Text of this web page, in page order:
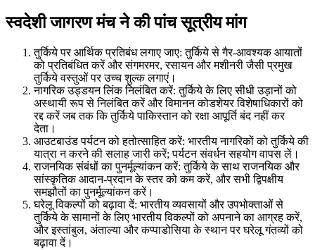
स्वदेशी जागरण मंच ने की पांच सूत्रीय मांग
तुर्किये पर आर्थिक प्रतिबंध लगाए जाए: तुर्किये से गैर-आवश्यक आयातों
को प्रतिबंधित करें और संगमरमर, रसायन और मशीनरी जैसी प्रमुख
तुर्किये वस्तुओं पर उच्च शुल्क लगाएं।
नागरिक उड्डयन लिंक निलंबित करें: तुर्किये के लिए सीधी उड़ानों को
अस्थायी रूप से निलंबित करें और विमानन कोडशेयर विशेषाधिकारों को
रद्द करें जब तक कि तुर्किये पाकिस्तान को रक्षा आपूर्ति बंद नहीं कर
देता।
आउटबाउंड पर्यटन को हतोत्साहित करें: भारतीय नागरिकों को तुर्किये की
यात्रा न करने की सलाह जारी करें; पर्यटन संवर्धन सहयोग वापस लें।
राजनयिक संबंधों का पुनर्मूल्यांकन करें: तुर्किये के साथ राजनयिक और
सांस्कृतिक आदान-प्रदान के स्तर को कम करें, और सभी द्विपक्षीय
समझौतों का पुनर्मूल्यांकन करें।
घरेलू विकल्पों को बढ़ावा दें: भारतीय व्यवसायों और उपभोक्ताओं से
तुर्किये के सामानों के लिए भारतीय विकल्पों को अपनाने का आग्रह करें,
और इस्तांबुल, अंताल्या और कप्पाडोसिया के स्थान पर घरेलू गंतव्यों को
बढ़ावा दें।